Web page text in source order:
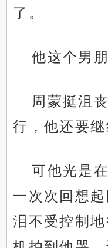
了。
他这个男
周蒙挺沮
行，他还要继
可他光是
一次次回想
泪不受控制